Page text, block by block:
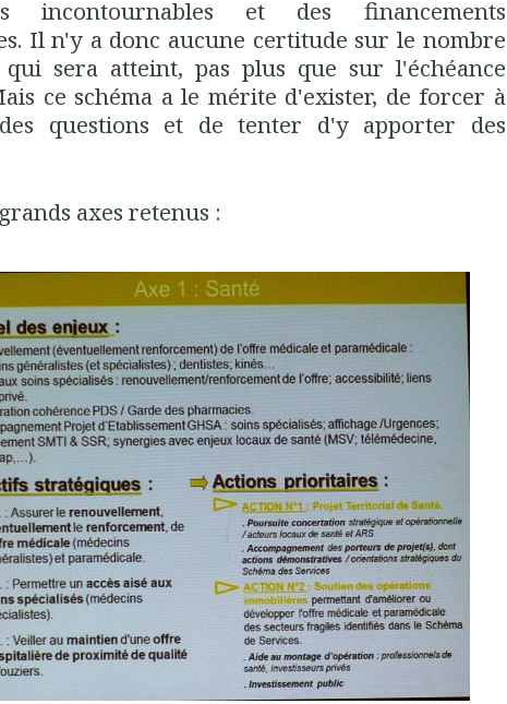
incontournables et des financements
Il n'y a donc aucune certitude sur le nombre
qui sera atteint, pas plus que sur l'échéance
ce schéma a le mérite d'exister, de forcer à
questions et de tenter d'y apporter des
axes retenus :